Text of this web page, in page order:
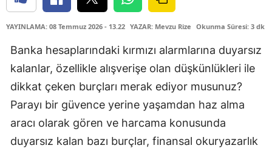
YAYINLAMA: 08 Temmuz 2026 - 13.22 YAZAR: Mevzu Rize Okunma Süresi: 3 dk
Banka hesaplarındaki kırmızı alarmlarına duyarsız
kalanlar, özellikle alışverişe olan düşkünlükleri ile
dikkat çeken burçları merak ediyor musunuz?
Parayı bir güvence yerine yaşamdan haz alma
aracı olarak gören ve harcama konusunda
duyarsız kalan bazı burçlar, finansal okuryazarlık